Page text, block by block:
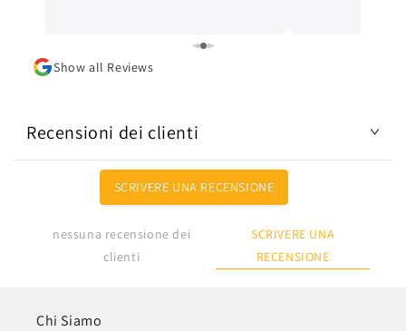
Show all Reviews
Recensioni dei clienti
SCRIVERE UNA RECENSIONE
nessuna recensione dei
clienti
SCRIVERE UNA
RECENSIONE
Chi Siamo